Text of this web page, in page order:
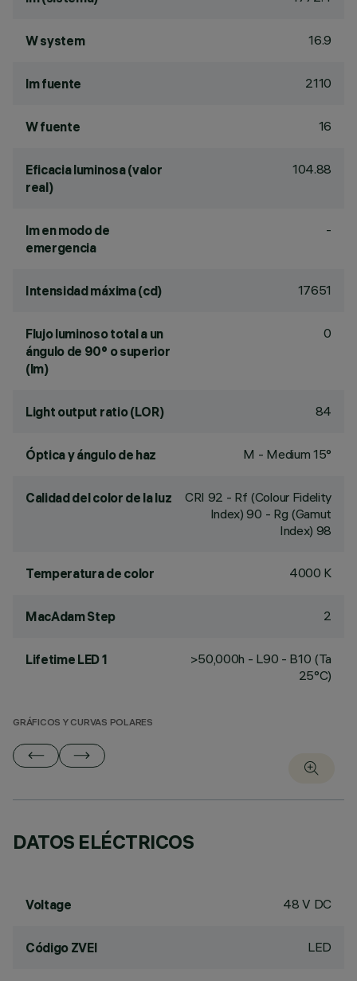
W system 16.9
lm fuente 2110
W fuente 16
Eficacia luminosa (valor
real)
104.88
lm en modo de
emergencia
-
Intensidad máxima (cd) 17651
Flujo luminoso total a un
ángulo de 90° o superior
(lm)
0
Light output ratio (LOR) 84
Óptica y ángulo de haz M - Medium 15°
Calidad del color de la luz CRI 92 - Rf (Colour Fidelity
Index) 90 - Rg (Gamut
Index) 98
Temperatura de color 4000 K
MacAdam Step 2
Lifetime LED 1
>50,000h - L90 - B10 (Ta
25°C)
GRÁFICOS Y CURVAS POLARES
DATOS ELÉCTRICOS
Voltage 48 V DC
Código ZVEI LED